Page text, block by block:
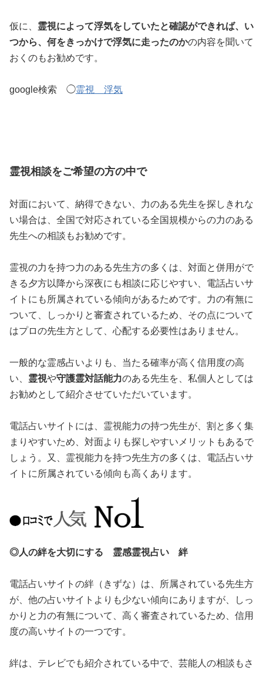
仮に、 霊視によって浮気をしていたと確認ができれば、い
つから、何をきっかけで浮気に走ったのかの内容を聞いて
おくのもお勧めです。
google検索 ◯霊視 浮気
霊視相談をご希望の方の中で
対面において、納得できない、力のある先生を探しきれな
い場合は、全国で対応されている全国規模からの力のある
先生への相談もお勧めです。
霊視の力を持つ力のある先生方の多くは、対面と併用がで
きる夕方以降から深夜にも相談に応じやすい、電話占いサ
イトにも所属されている傾向があるためです。力の有無に
ついて、しっかりと審査されているため、その点について
はプロの先生方として、心配する必要性はありません。
一般的な霊感占いよりも、当たる確率が高く信用度の高
い、 霊視や守護霊対話能力のある先生を、私個人としては
お勧めとして紹介させていただいています。
電話占いサイトには、霊視能力の持つ先生が、割と多く集
まりやすいため、対面よりも探しやすいメリットもあるで
しょう。又、霊視能力を持つ先生方の多くは、電話占いサ
イトに所属されている傾向も高くあります。
◎人の絆を大切にする 霊感霊視占い 絆
電話占いサイトの絆（きずな）は、所属されている先生方
が、他の占いサイトよりも少ない傾向にありますが、しっ
かりと力の有無について、高く審査されているため、信用
度の高いサイトの一つです。
絆は、テレビでも紹介されている中で、芸能人の相談もさ